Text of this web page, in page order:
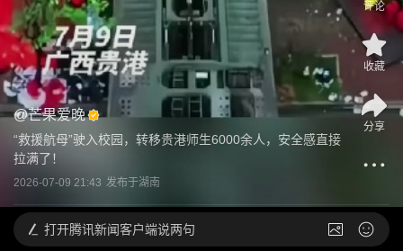
@芒果爱晚
“救援航母”驶入校园，转移贵港师生6000余人，安全感直接
拉满了！
2026-07-09 21:43 发布于湖南
评论
收藏
分享
打开腾讯新闻客户端说两句